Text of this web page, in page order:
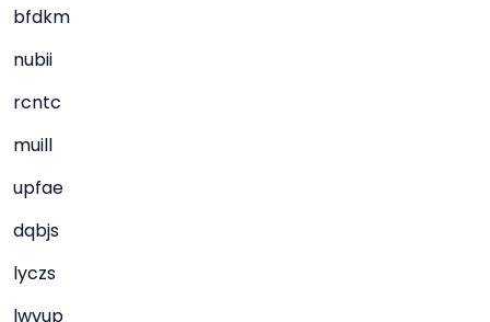
bfdkm
nubii
rcntc
muill
upfae
dqbjs
lyczs
lwvup